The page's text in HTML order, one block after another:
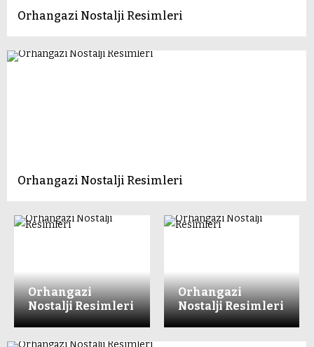
Orhangazi Nostalji Resimleri
Orhangazi Nostalji Resimleri
Orhangazi
Nostalji Resimleri
Orhangazi
Nostalji Resimleri